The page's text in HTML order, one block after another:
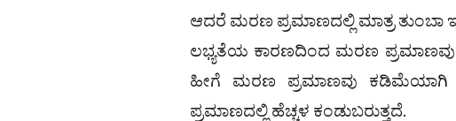
ಆದರೆ ಮರಣ ಪ್ರಮಾಣದಲ್ಲಿ ಮಾತ್ರ ತುಂಬಾ
ಲಭ್ಯತೆಯ ಕಾರಣದಿಂದ ಮರಣ ಪ್ರಮಾಣವು
ಹೀಗೆ ಮರಣ ಪ್ರಮಾಣವು ಕಡಿಮೆಯಾಗಿ
ಪ್ರಮಾಣದಲ್ಲಿ ಹೆಚ್ಚಳ ಕಂಡುಬರುತ್ತದೆ.